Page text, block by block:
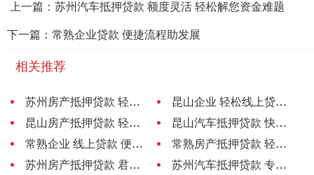
上一篇：苏州汽车抵押贷款 额度灵活 轻松解您资金难题
下一篇：常熟企业贷款 便捷流程助发展
相关推荐
苏州房产抵押贷款 轻松贷出财富路
昆山企业 轻松线上贷款 资金无忧
昆山房产抵押贷款 轻松贷 手续简便
昆山汽车抵押贷款 快速放款 安心无忧
常熟企业 线上贷款 便捷融资新选择
常熟房产抵押贷款 轻松贷
苏州房产抵押贷款 君联助力轻松融资
苏州汽车抵押贷款 专业中介服务